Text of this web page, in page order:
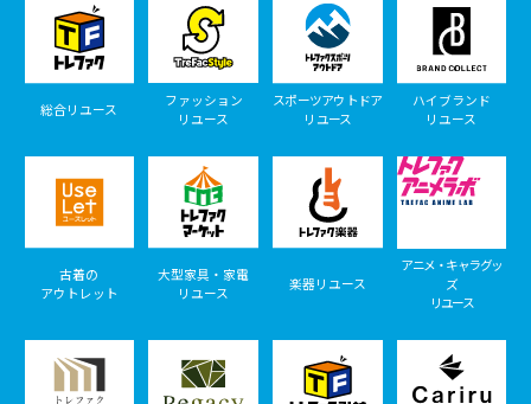
総合リユース
ファッション
リユース
スポーツアウトドア
リユース
ハイブランド
リユース
古着の
アウトレット
大型家具・家電
リユース
楽器リユース
アニメ・キャラグッ
ズ
リユース